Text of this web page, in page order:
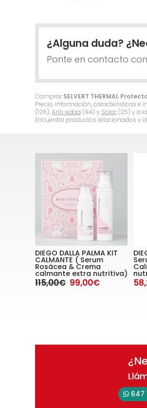
Comprar SELVERT THERMAL
Precio, información, características e
(126),Anti-edad (94) y Solar (25) y a
Encuentra productos relacionados y
¿Alguna duda?
Ponte en contacto
DIEGO DALLA PALMA KIT
CALMANTE ( Serum
Rosácea & Crema
calmante extra nutritiva)
115,00€ 99,00€
647